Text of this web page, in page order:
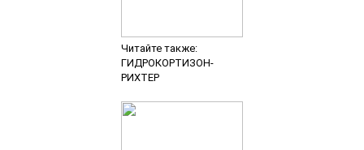
Читайте также:
ГИДРОКОРТИЗОН-
РИХТЕР